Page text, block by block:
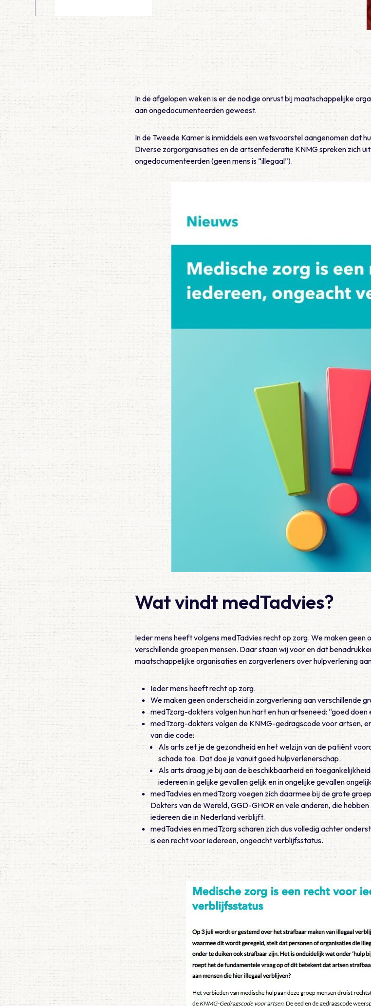
In de afgelopen weken is er de nodige onrust bij maatschappelijke
aan ongedocumenteerden geweest.
In de Tweede Kamer is inmiddels een wetsvoorstel aangenomen dat
Diverse zorgorganisaties en de artsenfederatie KNMG spreken zich
ongedocumenteerden (geen mens is “illegaal”).
Wat vindt medTadvies?
Ieder mens heeft volgens medTadvies recht op zorg. We maken geen
verschillende groepen mensen. Daar staan wij voor en dat
maatschappelijke organisaties en zorgverleners over hulpverlening
Ieder mens heeft recht op zorg.
We maken geen onderscheid in zorgverlening aan verschillende
medTzorg-dokters volgen hun hart en hun artseneed: “goed doen
medTzorg-dokters volgen de KNMG-gedragscode voor artsen,
van die code:
Als arts zet je de gezondheid en het welzijn van de patiënt
schade toe. Dat doe je vanuit goed hulpverlenerschap.
Als arts draag je bij aan de beschikbaarheid en
iedereen in gelijke gevallen gelijk en in ongelijke gevallen
medTadvies en medTzorg voegen zich daarmee bij de grote
Dokters van de Wereld, GGD-GHOR en vele anderen, die
iedereen die in Nederland verblijft.
medTadvies en medTzorg scharen zich dus volledig achter
is een recht voor iedereen, ongeacht verblijfsstatus.